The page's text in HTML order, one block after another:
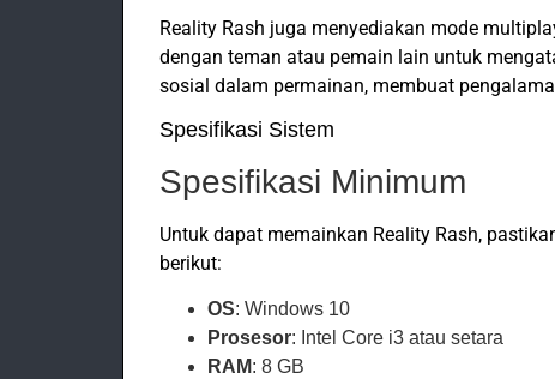
Reality Rash juga menyediakan mode
dengan teman atau pemain lain untuk
sosial dalam permainan, membuat
Spesifikasi Sistem
Spesifikasi Minimum
Untuk dapat memainkan Reality Rash,
berikut:
OS: Windows 10
Prosesor: Intel Core i3 atau setara
RAM: 8 GB